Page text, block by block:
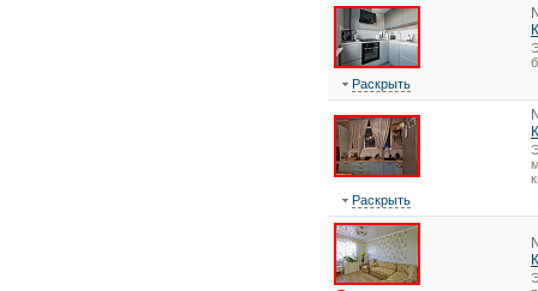
Раскрыть
Раскрыть